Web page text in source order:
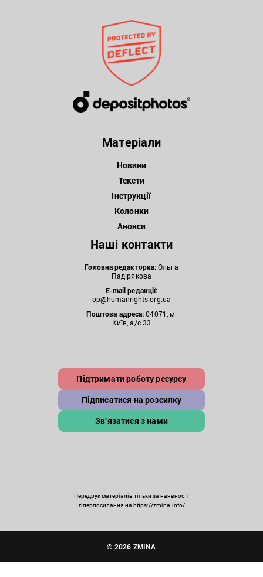
Матеріали
Новини
Тексти
Інструкції
Колонки
Анонси
Наші контакти
Головна редакторка:Ольга
Падірякова
E-mail редакції:
op@humanrights.org.ua
Поштова адреса:04071, м.
Київ, а/с 33
Підтримати роботу ресурсу
Підписатися на розсилку
Зв’язатися з нами
Передрук матеріалів тільки за наявності
гіперпосилання на https://zmina.info/
© 2026 ZMINA